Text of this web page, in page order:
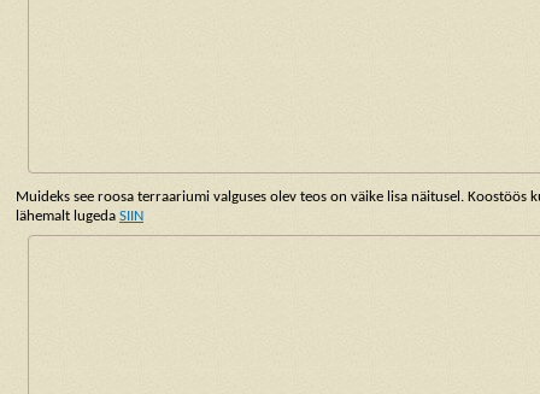
Muideks see roosa terraariumi valguses olev teos on väike lisa näitusel. Koostöös
lähemalt lugeda SIIN